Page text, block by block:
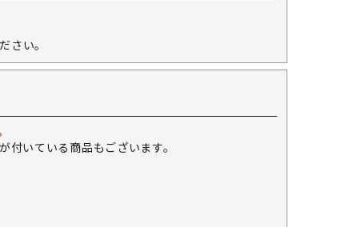
さい。
いている商品もございます。